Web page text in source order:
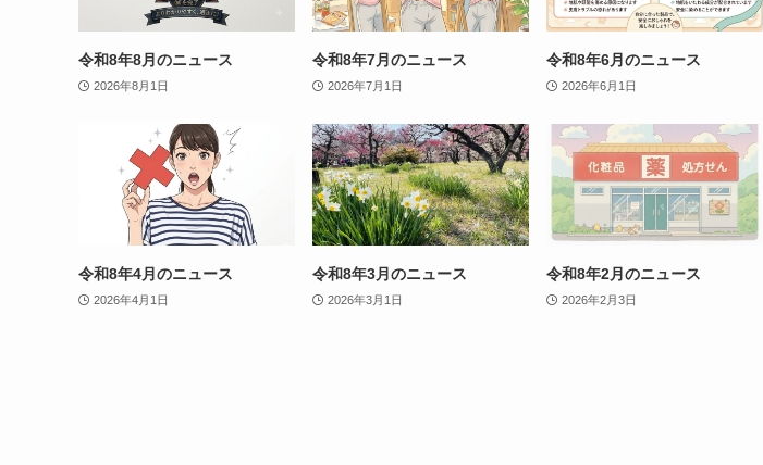
令和8年8月のニュース
2026年8月1日
令和8年7月のニュース
2026年7月1日
令和8年6月のニュース
2026年6月1日
令和8年4月のニュース
2026年4月1日
令和8年3月のニュース
2026年3月1日
令和8年2月のニュース
2026年2月3日